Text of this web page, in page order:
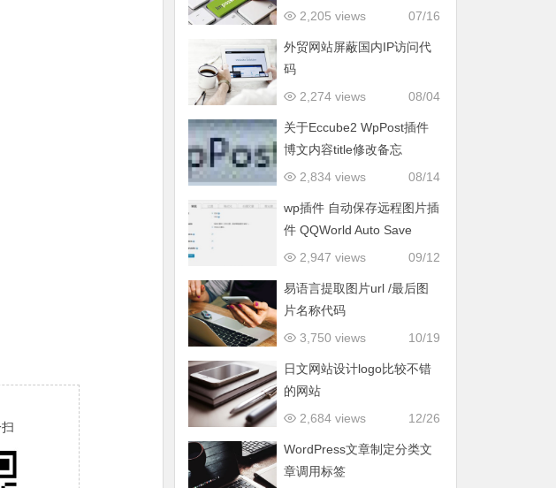
07/16
2,205 views
外贸网站屏蔽国内IP访问代
码
08/04
2,274 views
关于Eccube2 WpPost插件
博文内容title修改备忘
08/14
2,834 views
wp插件 自动保存远程图片插
件 QQWorld Auto Save
Images
09/12
2,947 views
易语言提取图片url /最后图
片名称代码
10/19
3,750 views
日文网站设计logo比较不错
的网站
12/26
2,684 views
WordPress文章制定分类文
章调用标签